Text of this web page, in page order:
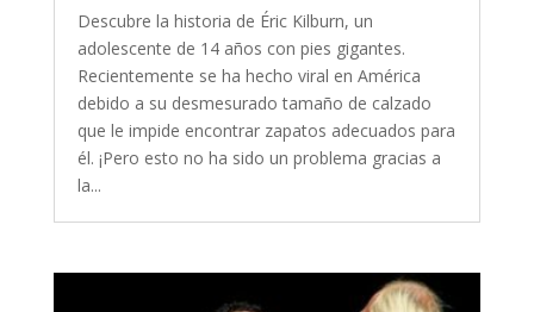
Descubre la historia de Éric Kilburn, un
adolescente de 14 años con pies gigantes.
Recientemente se ha hecho viral en América
debido a su desmesurado tamaño de calzado
que le impide encontrar zapatos adecuados para
él. ¡Pero esto no ha sido un problema gracias a
la...